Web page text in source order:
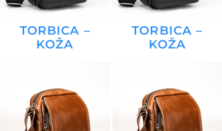
TORBICA –
KOŽA
TORBICA –
KOŽA